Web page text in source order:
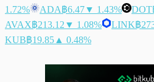
1.72%
ADA฿6.47▼ 1.43% DOT
AVAX฿213.12 ▼ 1.08% LINK฿
KUB฿19.85 ▲ 0.48%